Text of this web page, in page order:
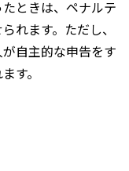
ときは、ペナルテ
れます。ただし、
自主的な申告をす
す。